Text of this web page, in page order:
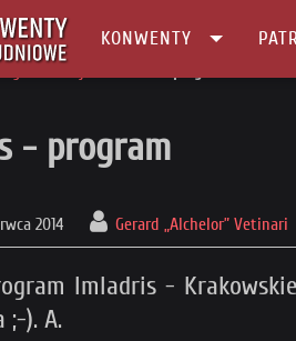
KONWENTY
- program
2014 Gerard „Alchelor” Vetinari
Imladris -
;-). A.